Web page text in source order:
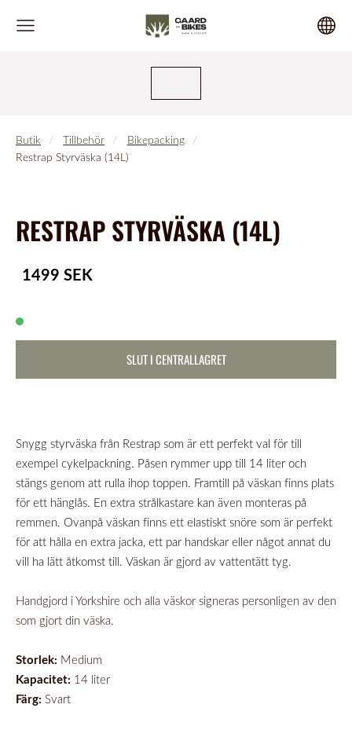
Butik Tillbehör
Bikepacking
Restrap Styrväska (14L)
RESTRAP STYRVÄSKA (14L)
1499 SEK
SLUT I CENTRALLAGRET
Snygg styrväska från Restrap som är ett perfekt val för till
exempel cykelpackning. Påsen rymmer upp till 14 liter och
stängs genom att rulla ihop toppen. Framtill på väskan finns plats
för ett hänglås. En extra strålkastare kan även monteras på
remmen. Ovanpå väskan finns ett elastiskt snöre som är perfekt
för att hålla en extra jacka, ett par handskar eller något annat du
vill ha lätt åtkomst till. Väskan är gjord av vattentätt tyg.
Handgjord i Yorkshire och alla väskor signeras personligen av den
som gjort din väska.
Storlek: Medium
Kapacitet: 14 liter
Färg: Svart